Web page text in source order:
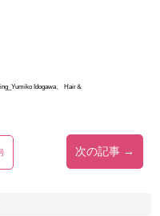
Idogawa、 Hair＆
次の記事 →